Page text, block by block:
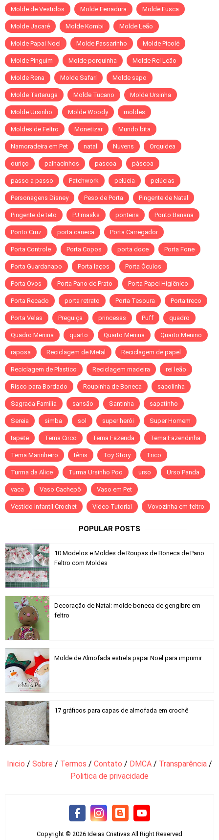
Molde de Vestidos Molde Ferradura Molde Fusca
Molde Jacaré Molde Kombi Molde Leão
Molde Papai Noel Molde Passarinho Molde Picolé
Molde Pinguim Molde porquinha Molde Rei Leão
Molde Rena Molde Safari Molde sapo
Molde Tartaruga Molde Tucano Molde Ursinha
Molde Ursinho Molde Woody moldes
Moldes de Feltro Monetizar Mundo bita
Namoradeira em Pet natal Nuvens Orquidea
ouriço palhacinhos pascoa páscoa
passo a passo Patchwork pelúcia pelúcias
Personagens Disney Peso de Porta Pingente de Natal
Pingente de teto PJ masks ponteira Ponto Banana
Ponto Cruz porta caneca Porta Carregador
Porta Controle Porta Copos porta doce Porta Fone
Porta Guardanapo Porta laços Porta Óculos
Porta Ovos Porta Pano de Prato Porta Papel Higiênico
Porta Recado porta retrato Porta Tesoura Porta treco
Porta Velas Preguiça princesas Puff quadro
Quadro Menina quarto Quarto Menina Quarto Menino
raposa Reciclagem de Metal Reciclagem de papel
Reciclagem de Plastico Reciclagem madeira rei leão
Risco para Bordado Roupinha de Boneca sacolinha
Sagrada Família sansão Santinha sapatinho
Sereia simba sol super herói Super Homem
tapete Tema Circo Tema Fazenda Tema Fazendinha
Tema Marinheiro tênis Toy Story Trico
Turma da Alice Turma Ursinho Poo urso Urso Panda
vaca Vaso Cachepô Vaso em Pet
Vestido Infantil Crochet Vídeo Tutorial Vovozinha em feltro
POPULAR POSTS
10 Modelos e Moldes de Roupas de Boneca de Pano
Feltro com Moldes
Decoração de Natal: molde boneca de gengibre em
feltro
Molde de Almofada estrela papai Noel para imprimir
17 gráficos para capas de almofada em crochê
Inicio / Sobre / Termos / Contato / DMCA / Transparência /
Politica de privacidade
Copyright © 2026 Ideias Criativas All Right Reserved